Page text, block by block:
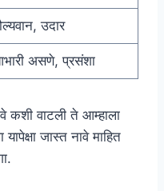
उदार
असणे, प्रसंशा
कशी वाटली ते आम्हाला
जास्त नावे माहित